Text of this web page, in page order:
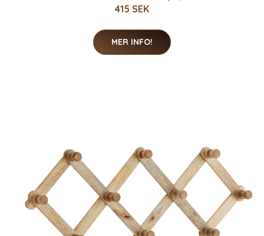
415 SEK
MER INFO!